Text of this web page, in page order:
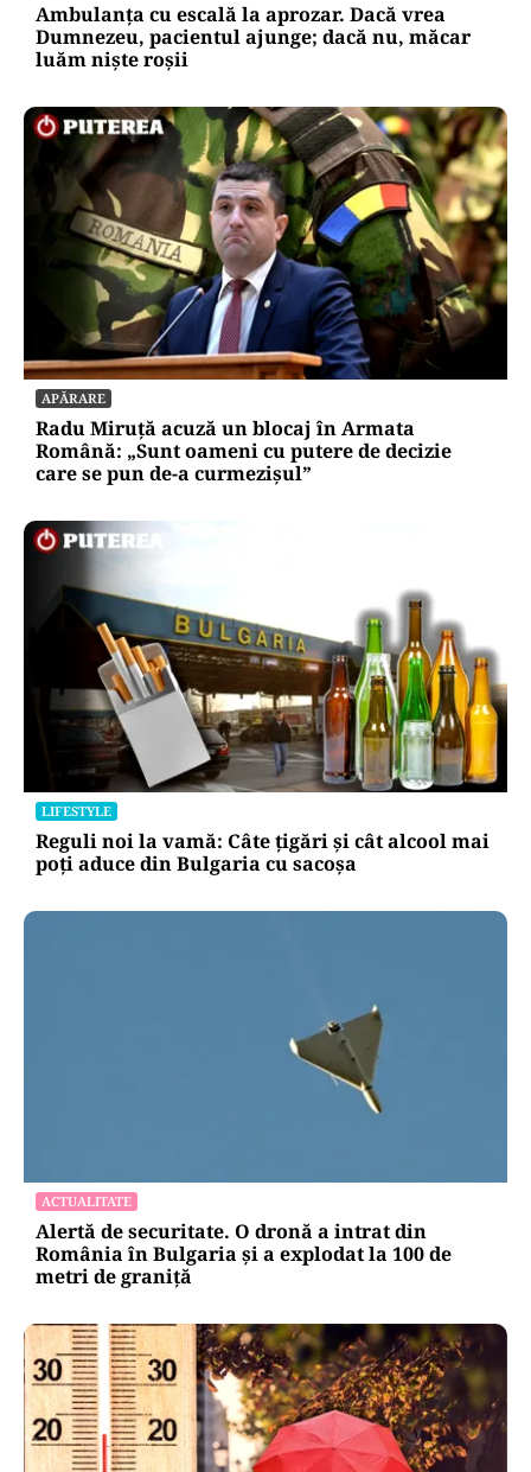
Ambulanța cu escală la aprozar. Dacă vrea
Dumnezeu, pacientul ajunge; dacă nu, măcar
luăm niște roșii
APĂRARE
Radu Miruță acuză un blocaj în Armata
Română: „Sunt oameni cu putere de decizie
care se pun de-a curmezișul”
LIFESTYLE
Reguli noi la vamă: Câte țigări și cât alcool mai
poți aduce din Bulgaria cu sacoșa
ACTUALITATE
Alertă de securitate. O dronă a intrat din
România în Bulgaria şi a explodat la 100 de
metri de graniţă